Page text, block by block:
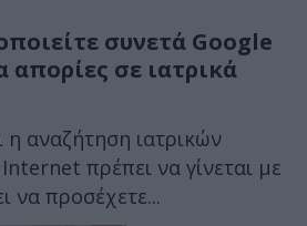
συνετά Google
σε ιατρικά
η αναζήτηση ιατρικών
πρέπει να γίνεται με
να προσέχετε...